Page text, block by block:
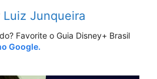
Luiz Junqueira
Favorite o Guia Disney+ Brasil
Google.